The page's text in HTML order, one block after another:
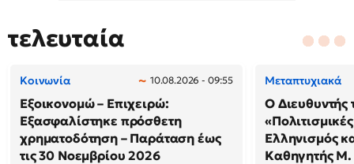
τελευταία
Κοινωνία 10.08.2026 - 09:55
Εξοικονομώ – Επιχειρώ:
Εξασφαλίστηκε πρόσθετη
χρηματοδότηση – Παράταση έως
τις 30 Νοεμβρίου 2026
Μεταπτυχιακά
Ο
Ελληνισμός
Καθηγητής Μ.